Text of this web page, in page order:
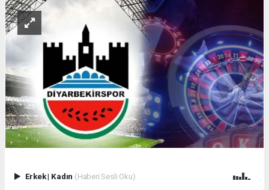
Erkek| Kadın (Haberi Sesli Oku)